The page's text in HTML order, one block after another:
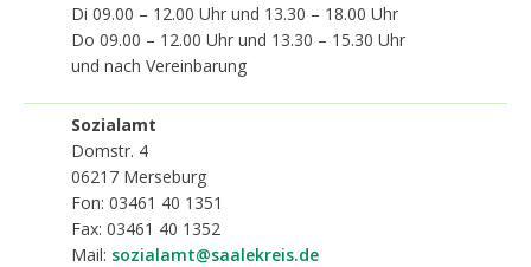
Di 09.00 – 12.00 Uhr und 13.30 – 18.00 Uhr
Do 09.00 – 12.00 Uhr und 13.30 – 15.30 Uhr
und nach Vereinbarung
Sozialamt
Domstr. 4
06217 Merseburg
Fon: 03461 40 1351
Fax: 03461 40 1352
Mail: sozialamt@saalekreis.de